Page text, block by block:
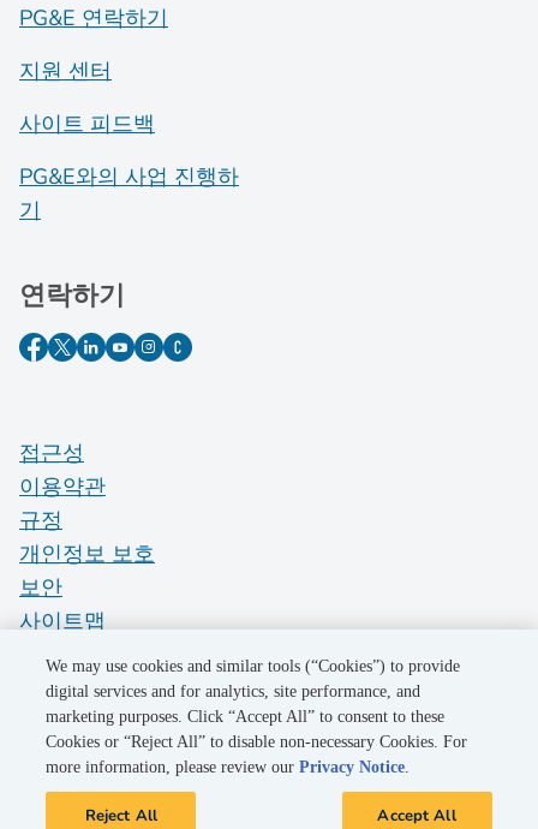
PG&E 연락하기
지원 센터
사이트 피드백
PG&E와의 사업 진행하
기
연락하기
접근성
이용약관
규정
개인정보 보호
보안
사이트맵
Do Not Sell My Personal Information
©2026 Pacific Gas and Electric Company
We may use cookies and similar tools (“Cookies”) to provide
digital services and for analytics, site performance, and
marketing purposes. Click “Accept All” to consent to these
Cookies or “Reject All” to disable non-necessary Cookies. For
more information, please review ourPrivacy Notice.
Reject All Accept All